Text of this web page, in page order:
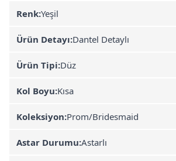
Renk:Yeşil
Ürün Detayı:Dantel Detaylı
Ürün Tipi:Düz
Kol Boyu:Kısa
Koleksiyon:Prom/Bridesmaid
Astar Durumu:Astarlı